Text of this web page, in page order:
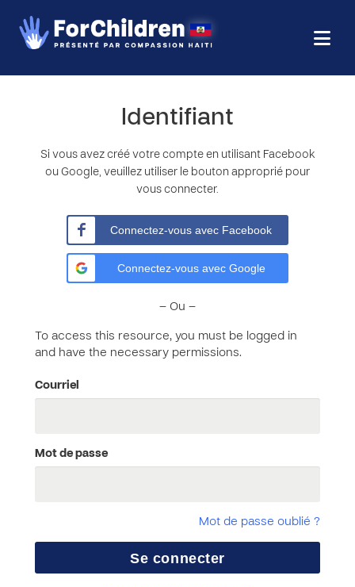
Identifiant
Si vous avez créé votre compte en utilisant Facebook
ou Google, veuillez utiliser le bouton approprié pour
vous connecter.
Connectez-vous avec Facebook
Connectez-vous avec Google
– Ou –
To access this resource, you must be logged in
and have the necessary permissions.
Courriel
Mot de passe
Mot de passe oublié ?